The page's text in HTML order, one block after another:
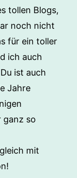
tollen Blogs,
noch nicht
für ein toller
ich auch
ist auch
Jahre
ganz so
mit